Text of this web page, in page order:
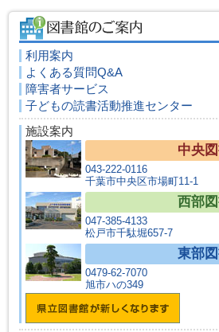
利用案内
よくある質問Q&A
障害者サービス
子どもの読書活動推進センター
施設案内
中央
043-222-0116
千葉市中央区市場町11-1
西部
047-385-4133
松戸市千駄堀657-7
東部
0479-62-7070
旭市ハの349